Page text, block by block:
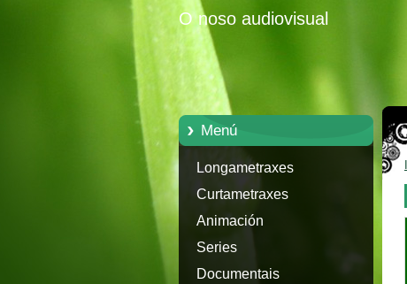
O noso audiovisual
Menú
Longametraxes
Curtametraxes
Animación
Series
Documentais